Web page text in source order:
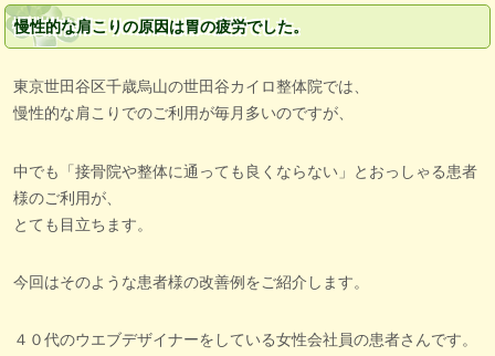
慢性的な肩こりの原因は胃の疲労でした。
東京世田谷区千歳烏山の世田谷カイロ整体院では、
慢性的な肩こりでのご利用が毎月多いのですが、
中でも「接骨院や整体に通っても良くならない」とおっしゃる患者
様のご利用が、
とても目立ちます。
今回はそのような患者様の改善例をご紹介します。
４０代のウエブデザイナーをしている女性会社員の患者さんです。